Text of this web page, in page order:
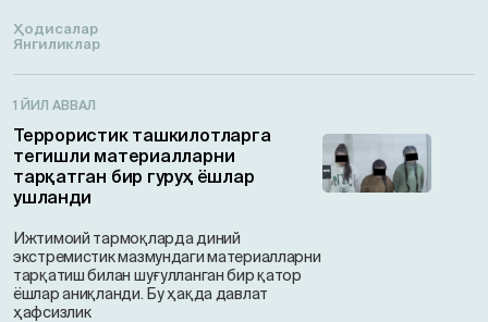
Ҳодисалар
Янгиликлар
1 ЙИЛ АВВАЛ
Террористик ташкилотларга
тегишли материалларни
тарқатган бир гуруҳ ёшлар
ушланди
Ижтимоий тармоқларда диний
экстремистик мазмундаги материалларни
тарқатиш билан шуғулланган бир қатор
ёшлар аниқланди. Бу ҳақда давлат
ҳафсизлик